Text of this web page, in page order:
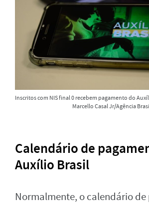
Inscritos com NIS final 0 recebem pagamento do
Marcello Casal Jr/Agência
Calendário de
Auxílio Brasil
Normalmente, o calendário